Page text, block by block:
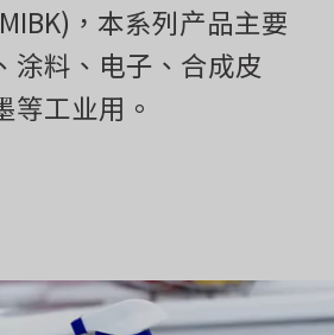
，本系列产品主要
涂料、电子、合成皮
等工业用。